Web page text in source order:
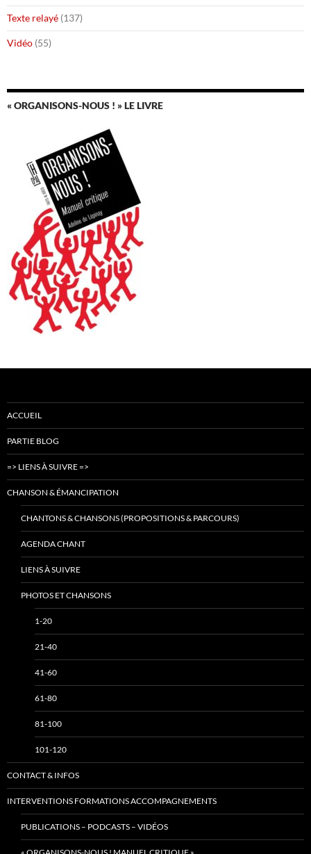
Texte relayé (137)
Vidéo (55)
« ORGANISONS-NOUS ! » LE LIVRE
ACCUEIL
PARTIE BLOG
=> LIENS À SUIVRE =>
CHANSON & ÉMANCIPATION
CHANTONS & CHANSONS (PROPOSITIONS & PARCOURS)
AGENDA CHANT
LIENS À SUIVRE
PHOTOS ET CHANSONS
1-20
21-40
41-60
61-80
81-100
101-120
CONTACT & INFOS
INTERVENTIONS FORMATIONS ACCOMPAGNEMENTS
PUBLICATIONS – PODCASTS – VIDÉOS